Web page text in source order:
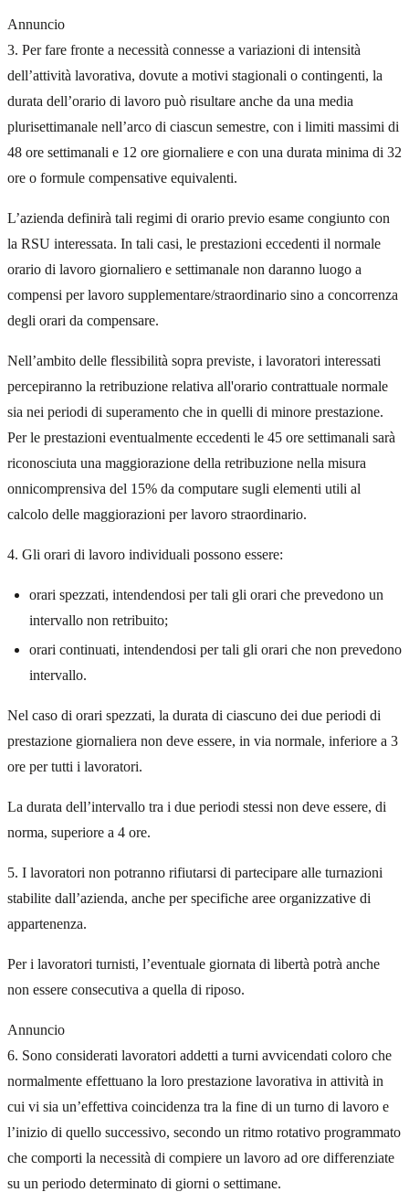
Annuncio
3. Per fare fronte a necessità connesse a variazioni di intensità
dell’attività lavorativa, dovute a motivi stagionali o contingenti, la
durata dell’orario di lavoro può risultare anche da una media
plurisettimanale nell’arco di ciascun semestre, con i limiti massimi di
48 ore settimanali e 12 ore giornaliere e con una durata minima di 32
ore o formule compensative equivalenti.
L’azienda definirà tali regimi di orario previo esame congiunto con
la RSU interessata. In tali casi, le prestazioni eccedenti il normale
orario di lavoro giornaliero e settimanale non daranno luogo a
compensi per lavoro supplementare/straordinario sino a concorrenza
degli orari da compensare.
Nell’ambito delle flessibilità sopra previste, i lavoratori interessati
percepiranno la retribuzione relativa all'orario contrattuale normale
sia nei periodi di superamento che in quelli di minore prestazione.
Per le prestazioni eventualmente eccedenti le 45 ore settimanali sarà
riconosciuta una maggiorazione della retribuzione nella misura
onnicomprensiva del 15% da computare sugli elementi utili al
calcolo delle maggiorazioni per lavoro straordinario.
4. Gli orari di lavoro individuali possono essere:
orari spezzati, intendendosi per tali gli orari che prevedono un
intervallo non retribuito;
orari continuati, intendendosi per tali gli orari che non prevedono
intervallo.
Nel caso di orari spezzati, la durata di ciascuno dei due periodi di
prestazione giornaliera non deve essere, in via normale, inferiore a 3
ore per tutti i lavoratori.
La durata dell’intervallo tra i due periodi stessi non deve essere, di
norma, superiore a 4 ore.
5. I lavoratori non potranno rifiutarsi di partecipare alle turnazioni
stabilite dall’azienda, anche per specifiche aree organizzative di
appartenenza.
Per i lavoratori turnisti, l’eventuale giornata di libertà potrà anche
non essere consecutiva a quella di riposo.
Annuncio
6. Sono considerati lavoratori addetti a turni avvicendati coloro che
normalmente effettuano la loro prestazione lavorativa in attività in
cui vi sia un’effettiva coincidenza tra la fine di un turno di lavoro e
l’inizio di quello successivo, secondo un ritmo rotativo programmato
che comporti la necessità di compiere un lavoro ad ore differenziate
su un periodo determinato di giorni o settimane.